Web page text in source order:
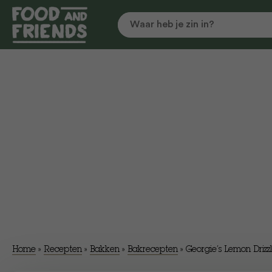
Home » Recepten » Bakken » Bakrecepten » Georgie’s Lemon